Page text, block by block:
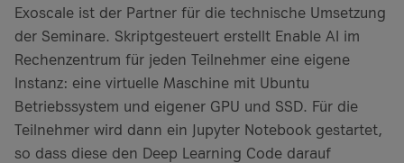
Exoscale ist der Partner für die technische Umsetzung
der Seminare. Skriptgesteuert erstellt Enable AI im
Rechenzentrum für jeden Teilnehmer eine eigene
Instanz: eine virtuelle Maschine mit Ubuntu
Betriebssystem und eigener GPU und SSD. Für die
Teilnehmer wird dann ein Jupyter Notebook gestartet,
so dass diese den Deep Learning Code darauf